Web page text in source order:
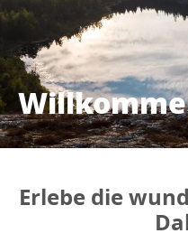
Erlebe die